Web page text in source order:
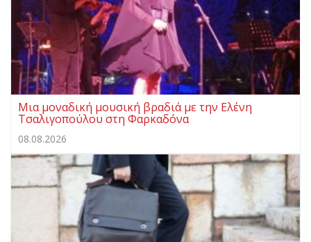
Μια μοναδική μουσική βραδιά με την Ελένη
Τσαλιγοπούλου στη Φαρκαδόνα
08.08.2026